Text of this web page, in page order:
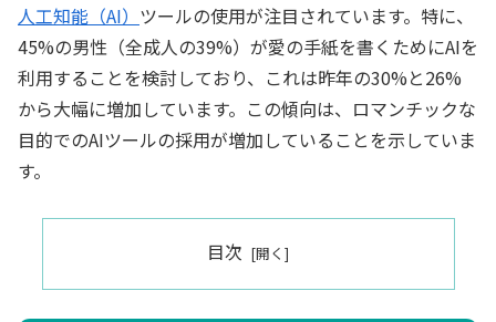
人工知能（AI） ツールの使用が注目されています。特に、
45%の男性（全成人の39%）が愛の手紙を書くためにAIを
利用することを検討しており、これは昨年の30%と26%
から大幅に増加しています。この傾向は、ロマンチックな
目的でのAIツールの採用が増加していることを示していま
す。
目次